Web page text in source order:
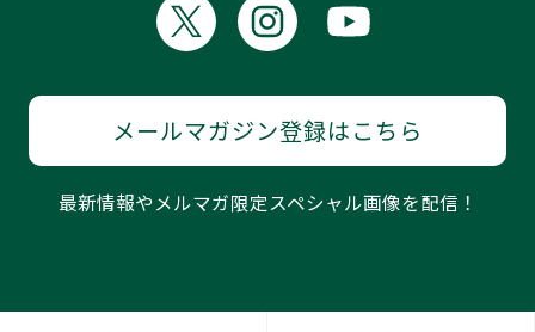
メールマガジン登録はこちら
最新情報やメルマガ限定スペシャル画像を配信！